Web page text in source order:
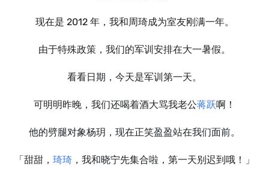
现在是 2012 年，我和周琦成为室友刚满一年。
由于特殊政策，我们的军训安排在大一暑假。
看看日期，今天是军训第一天。
可明明昨晚，我们还喝着酒大骂我老公蒋跃啊！
他的劈腿对象杨玥，现在正笑盈盈站在我们面前。
「甜甜， 琦琦 ，我和晓宁先集合啦，第一天别迟到哦！」